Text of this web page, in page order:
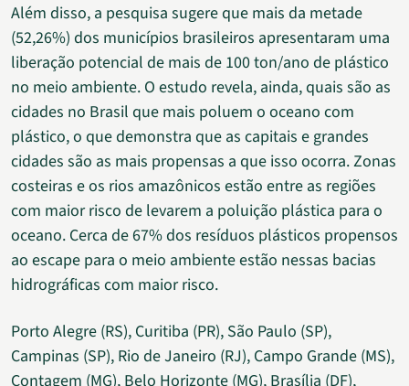
Além disso, a pesquisa sugere que mais da metade
(52,26%) dos municípios brasileiros apresentaram uma
liberação potencial de mais de 100 ton/ano de plástico
no meio ambiente. O estudo revela, ainda, quais são as
cidades no Brasil que mais poluem o oceano com
plástico, o que demonstra que as capitais e grandes
cidades são as mais propensas a que isso ocorra. Zonas
costeiras e os rios amazônicos estão entre as regiões
com maior risco de levarem a poluição plástica para o
oceano. Cerca de 67% dos resíduos plásticos propensos
ao escape para o meio ambiente estão nessas bacias
hidrográficas com maior risco.
Porto Alegre (RS), Curitiba (PR), São Paulo (SP),
Campinas (SP), Rio de Janeiro (RJ), Campo Grande (MS),
Contagem (MG), Belo Horizonte (MG), Brasília (DF),